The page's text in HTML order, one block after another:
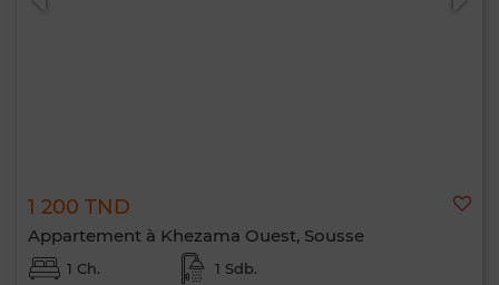
1 200 TND
Appartement à Khezama Ouest, Sousse
1 Ch. 1 Sdb.